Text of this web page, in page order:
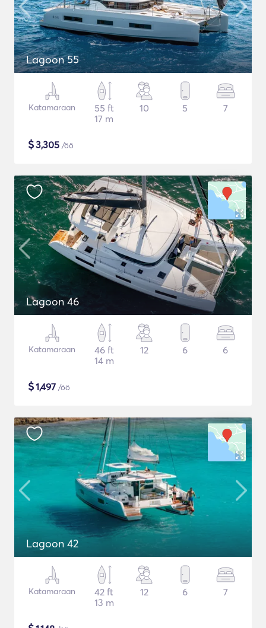
Lagoon 55
Katamaraan
55 ft
17 m
10 5 7
$3,305 /öö
Lagoon 46
Katamaraan
46 ft
14 m
12 6 6
$1,497 /öö
Lagoon 42
Katamaraan
42 ft
13 m
12 6 7